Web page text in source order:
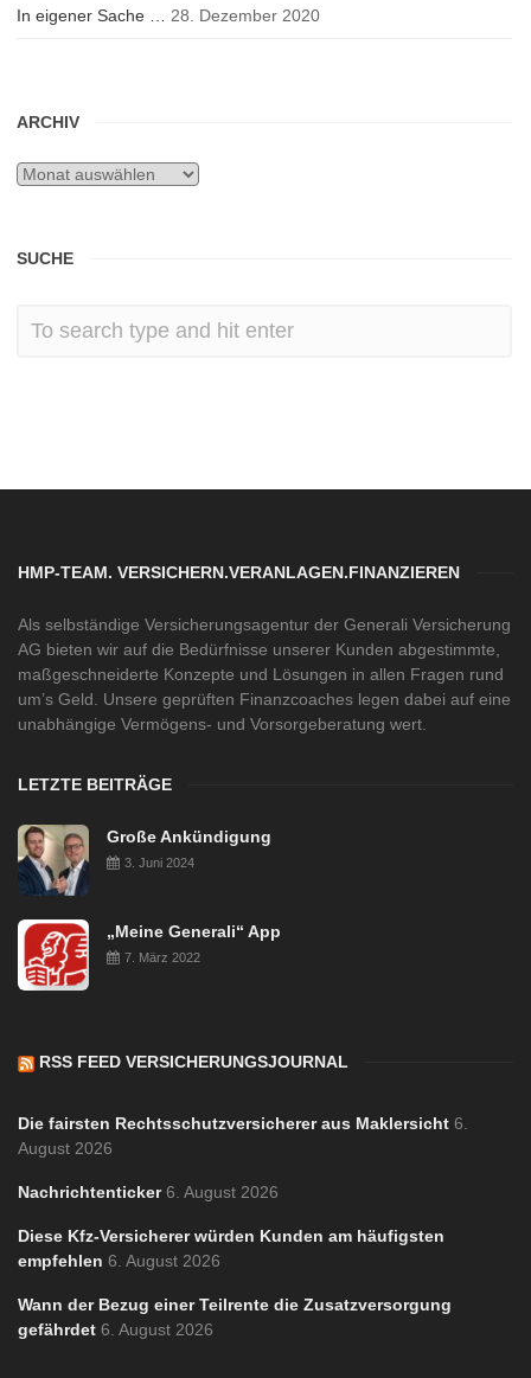
In eigener Sache … 28. Dezember 2020
ARCHIV
Archiv
SUCHE
HMP-TEAM. VERSICHERN.VERANLAGEN.FINANZIEREN
Als selbständige Versicherungsagentur der Generali Versicherung
AG bieten wir auf die Bedürfnisse unserer Kunden abgestimmte,
maßgeschneiderte Konzepte und Lösungen in allen Fragen rund
um’s Geld. Unsere geprüften Finanzcoaches legen dabei auf eine
unabhängige Vermögens- und Vorsorgeberatung wert.
LETZTE BEITRÄGE
Große Ankündigung
3. Juni 2024
„Meine Generali“ App
7. März 2022
RSS FEED VERSICHERUNGSJOURNAL
Die fairsten Rechtsschutzversicherer aus Maklersicht 6.
August 2026
Nachrichtenticker 6. August 2026
Diese Kfz-Versicherer würden Kunden am häufigsten
empfehlen 6. August 2026
Wann der Bezug einer Teilrente die Zusatzversorgung
gefährdet 6. August 2026